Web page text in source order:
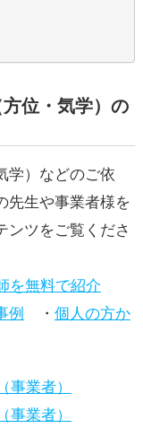
位・気学）の
学）などのご依
先生や事業者様を
ンツをご覧くださ
を無料で紹介
例 ・ 個人の方か
事業者）
事業者）